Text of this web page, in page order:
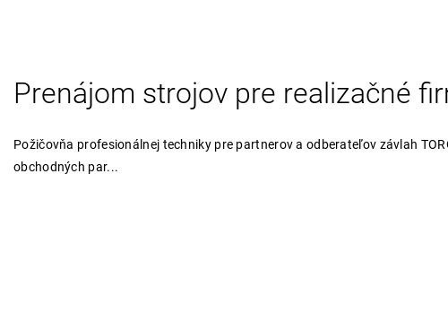
Prenájom strojov pre realizačné
Požičovňa profesionálnej techniky pre partnerov a odberateľov závlah
obchodných par...